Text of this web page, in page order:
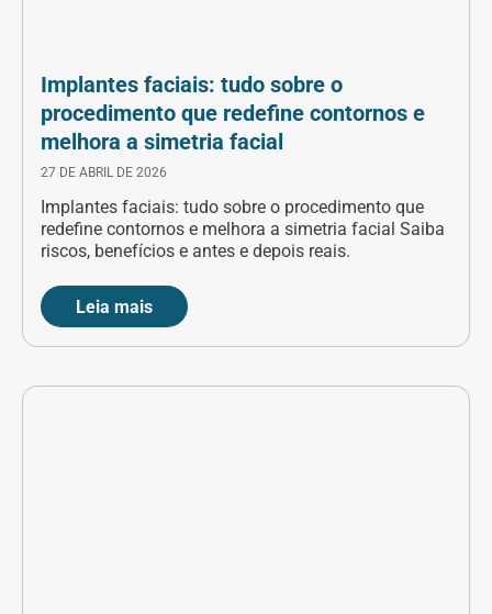
Implantes faciais: tudo sobre o
procedimento que redefine contornos e
melhora a simetria facial
27 DE ABRIL DE 2026
Implantes faciais: tudo sobre o procedimento que
redefine contornos e melhora a simetria facial Saiba
riscos, benefícios e antes e depois reais.
Leia mais